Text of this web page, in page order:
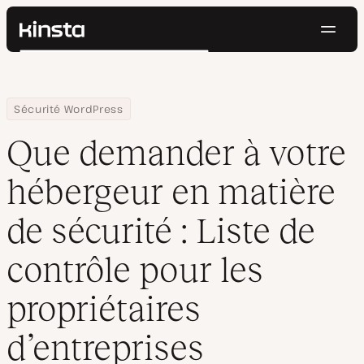
Kinsta®
Prix
Contact
Rechercher
Home
Centre de ressources
Blog
Sécurité WordPress
Que demander à votre hébergeur en matière de sécurité :
Que demander à votre
hébergeur en matière
de sécurité : Liste de
contrôle pour les
propriétaires
d’entreprises